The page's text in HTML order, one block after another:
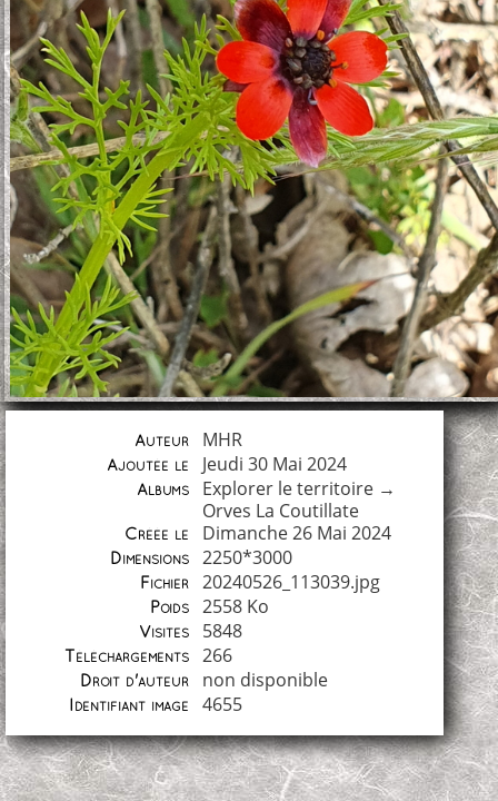
Auteur MHR
Ajoutée le Jeudi 30 Mai 2024
Albums Explorer le territoire→
Orves La Coutillate
Créée le Dimanche 26 Mai 2024
Dimensions 2250*3000
Fichier 20240526_113039.jpg
Poids 2558 Ko
Visites 5848
Téléchargements 266
Droit d'auteur non disponible
Identifiant image 4655